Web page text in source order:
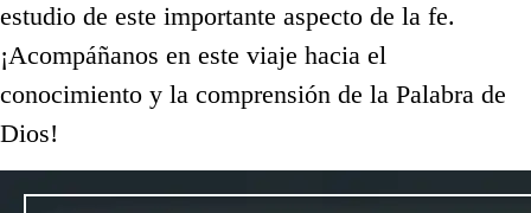
estudio de este importante aspecto de la fe.
¡Acompáñanos en este viaje hacia el
conocimiento y la comprensión de la Palabra de
Dios!